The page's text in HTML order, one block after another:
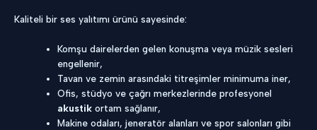
Kaliteli bir ses yalıtımı ürünü sayesinde:
Komşu dairelerden gelen konuşma veya müzik sesleri
engellenir,
Tavan ve zemin arasındaki titreşimler minimuma iner,
Ofis, stüdyo ve çağrı merkezlerinde profesyonel
akustik ortam sağlanır,
Makine odaları, jeneratör alanları ve spor salonları gibi